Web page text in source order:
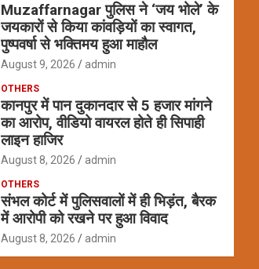
Muzaffarnagar पुलिस ने ‘जय भोले’ के
जयकारों से किया कांवड़ियों का स्वागत,
पुष्पवर्षा से भक्तिमय हुआ माहौल
August 9, 2026 admin
OTHERS
कानपुर में पान दुकानदार से 5 हजार मांगने
का आरोप, वीडियो वायरल होते ही सिपाही
लाइन हाजिर
August 8, 2026 admin
OTHERS
संभल कोर्ट में पुलिसवालों में ही भिड़ंत, बैरक
में आरोपी को रखने पर हुआ विवाद
August 8, 2026 admin